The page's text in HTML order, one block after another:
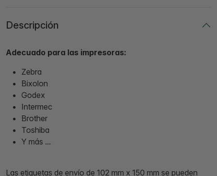
Descripción
Adecuado para las impresoras:
Zebra
Bixolon
Godex
Intermec
Brother
Toshiba
Y más ...
Las etiquetas de envío de 102 mm x 150 mm se pueden